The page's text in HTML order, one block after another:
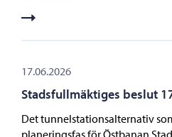
17.06.2026
Stadsfullmäktiges beslut
Det tunnelstationsalternativ